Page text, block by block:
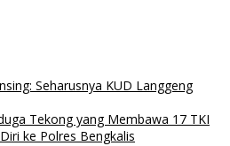
Seharusnya KUD Langgeng
Tekong yang Membawa 17 TKI
ke Polres Bengkalis